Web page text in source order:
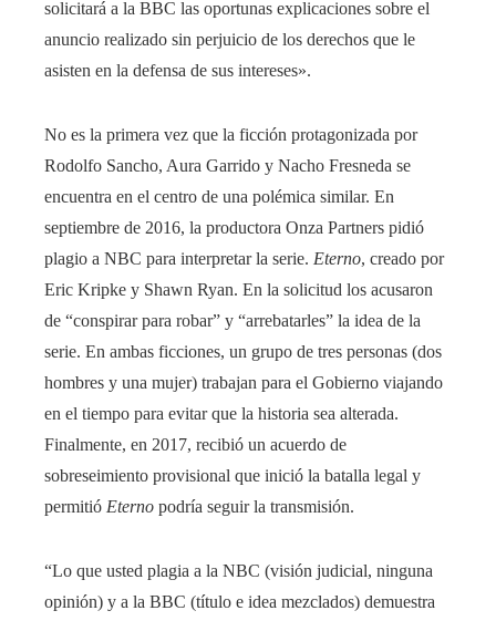
solicitará a la BBC las oportunas explicaciones sobre el
anuncio realizado sin perjuicio de los derechos que le
asisten en la defensa de sus intereses».
No es la primera vez que la ficción protagonizada por
Rodolfo Sancho, Aura Garrido y Nacho Fresneda se
encuentra en el centro de una polémica similar. En
septiembre de 2016, la productora Onza Partners pidió
plagio a NBC para interpretar la serie. Eterno, creado por
Eric Kripke y Shawn Ryan. En la solicitud los acusaron
de “conspirar para robar” y “arrebatarles” la idea de la
serie. En ambas ficciones, un grupo de tres personas (dos
hombres y una mujer) trabajan para el Gobierno viajando
en el tiempo para evitar que la historia sea alterada.
Finalmente, en 2017, recibió un acuerdo de
sobreseimiento provisional que inició la batalla legal y
permitió Eterno podría seguir la transmisión.
“Lo que usted plagia a la NBC (visión judicial, ninguna
opinión) y a la BBC (título e idea mezclados) demuestra